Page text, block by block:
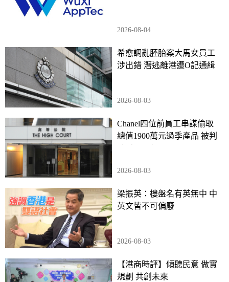
2026-08-04
希愈調亂胚胎案大馬女員工
涉出錯 潛逃離港遭O記通緝
2026-08-03
Chanel四位前員工串謀偷取
總值1900萬元過季產品 被判
2026-08-03
梁振英：樓盤名有英無中 中
英文皆不可偏廢
2026-08-03
【港商時評】傾聽民意 做實
規劃 共創未來